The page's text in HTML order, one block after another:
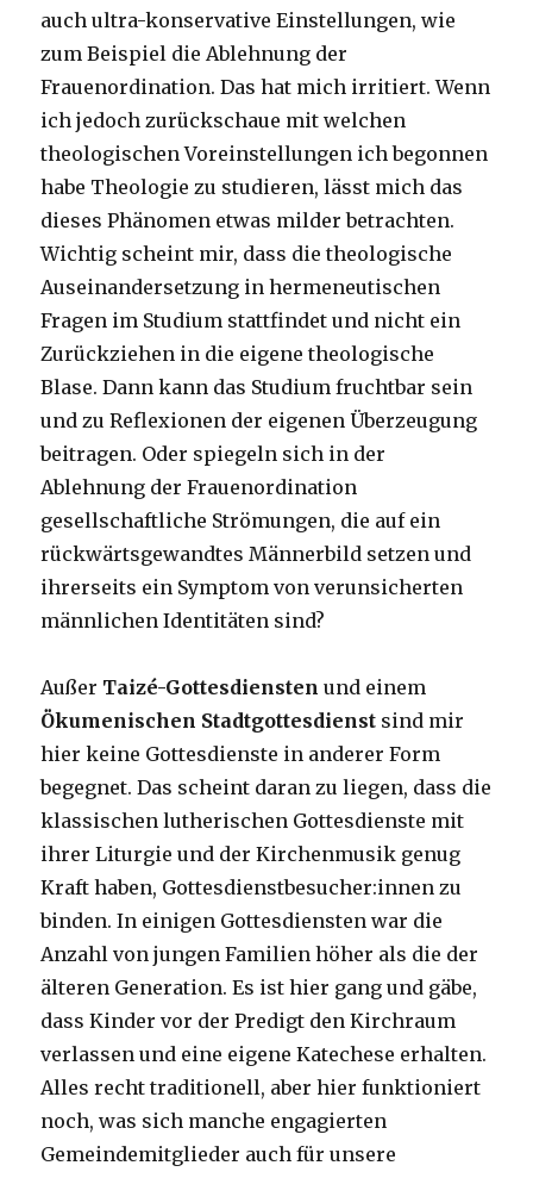
auch ultra-konservative Einstellungen, wie
zum Beispiel die Ablehnung der
Frauenordination. Das hat mich irritiert. Wenn
ich jedoch zurückschaue mit welchen
theologischen Voreinstellungen ich begonnen
habe Theologie zu studieren, lässt mich das
dieses Phänomen etwas milder betrachten.
Wichtig scheint mir, dass die theologische
Auseinandersetzung in hermeneutischen
Fragen im Studium stattfindet und nicht ein
Zurückziehen in die eigene theologische
Blase. Dann kann das Studium fruchtbar sein
und zu Reflexionen der eigenen Überzeugung
beitragen. Oder spiegeln sich in der
Ablehnung der Frauenordination
gesellschaftliche Strömungen, die auf ein
rückwärtsgewandtes Männerbild setzen und
ihrerseits ein Symptom von verunsicherten
männlichen Identitäten sind?
Außer Taizé-Gottesdiensten und einem
Ökumenischen Stadtgottesdienst sind mir
hier keine Gottesdienste in anderer Form
begegnet. Das scheint daran zu liegen, dass die
klassischen lutherischen Gottesdienste mit
ihrer Liturgie und der Kirchenmusik genug
Kraft haben, Gottesdienstbesucher:innen zu
binden. In einigen Gottesdiensten war die
Anzahl von jungen Familien höher als die der
älteren Generation. Es ist hier gang und gäbe,
dass Kinder vor der Predigt den Kirchraum
verlassen und eine eigene Katechese erhalten.
Alles recht traditionell, aber hier funktioniert
noch, was sich manche engagierten
Gemeindemitglieder auch für unsere